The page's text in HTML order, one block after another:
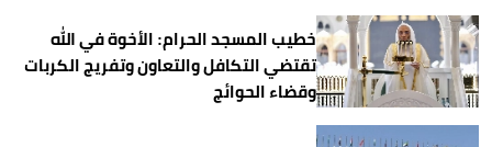
خطيب المسجد الحرام: الأخوة في الله
تقتضي التكافل والتعاون وتفريج الكربات
وقضاء الحوائج